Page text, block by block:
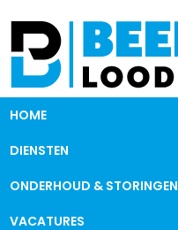
HOME
DIENSTEN
ONDERHOUD & STORINGEN
VACATURES